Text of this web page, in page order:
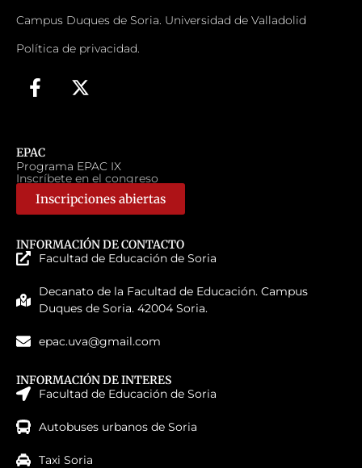
Campus Duques de Soria. Universidad de Valladolid
Política de privacidad.
EPAC
Programa EPAC IX
Inscríbete en el congreso
Inscripciones abiertas
INFORMACIÓN DE CONTACTO
Facultad de Educación de Soria
Decanato de la Facultad de Educación. Campus
Duques de Soria. 42004 Soria.
epac.uva@gmail.com
INFORMACIÓN DE INTERES
Facultad de Educación de Soria
Autobuses urbanos de Soria
Taxi Soria